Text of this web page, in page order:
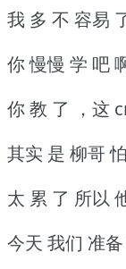
我 多 不 容易
你 慢慢 学 吧
你 教 了 ，这
其实 是 柳哥
太 累 了 所以
今天 我们 准